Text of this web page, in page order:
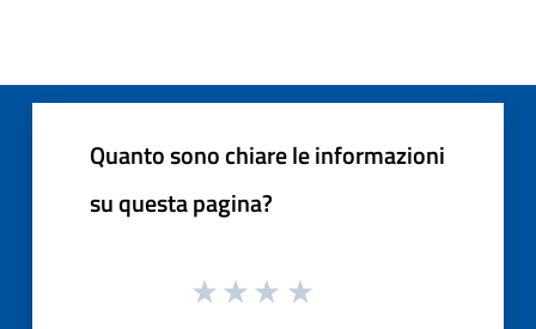
Quanto sono chiare le informazioni
su questa pagina?